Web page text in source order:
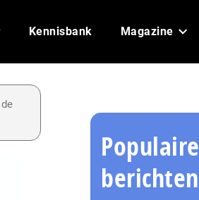
Kennisbank Magazine
Populaire
berichten